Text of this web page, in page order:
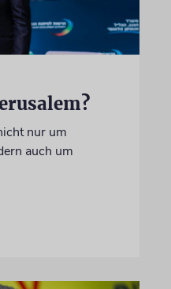
nur um
auch um